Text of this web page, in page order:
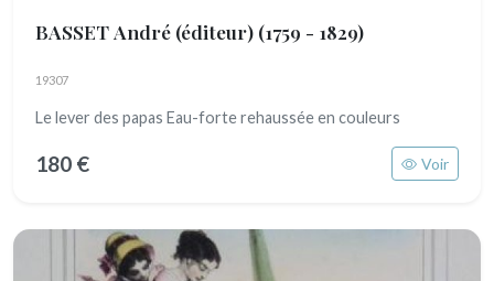
BASSET André (éditeur) (1759 - 1829)
19307
Le lever des papas Eau-forte rehaussée en couleurs
180 € Voir